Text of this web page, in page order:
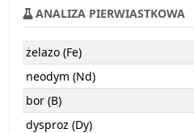
ANALIZA PIERWIASTKOWA
żelazo (Fe)
neodym (Nd)
bor (B)
dysproz (Dy)